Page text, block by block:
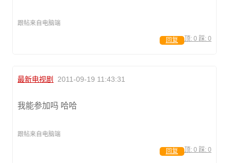
跟帖来自电脑端
顶: 0 踩: 0
回复
最新电视剧 2011-09-19 11:43:31
我能参加吗 哈哈
跟帖来自电脑端
顶: 0 踩: 0
回复